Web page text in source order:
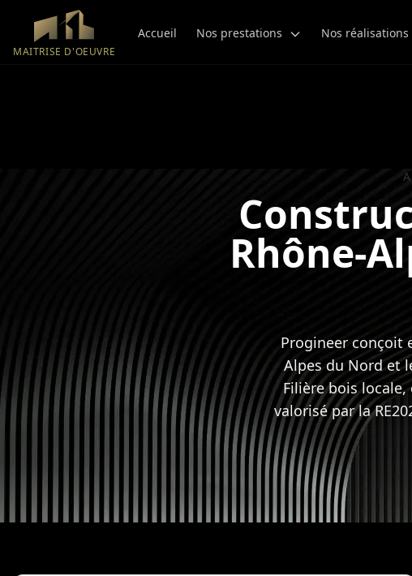
Aller au contenu principal
MAITRISE D'OEUVRE
Accueil Nos prestations Nos réalisations
Rhône-
Progineer conçoit
Alpes du Nord et
Filière bois
valorisé par la